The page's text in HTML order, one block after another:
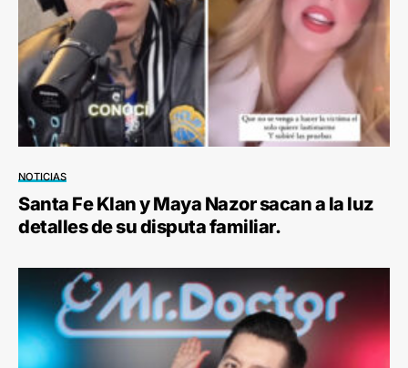
NOTICIAS
Santa Fe Klan y Maya Nazor sacan a la luz
detalles de su disputa familiar.